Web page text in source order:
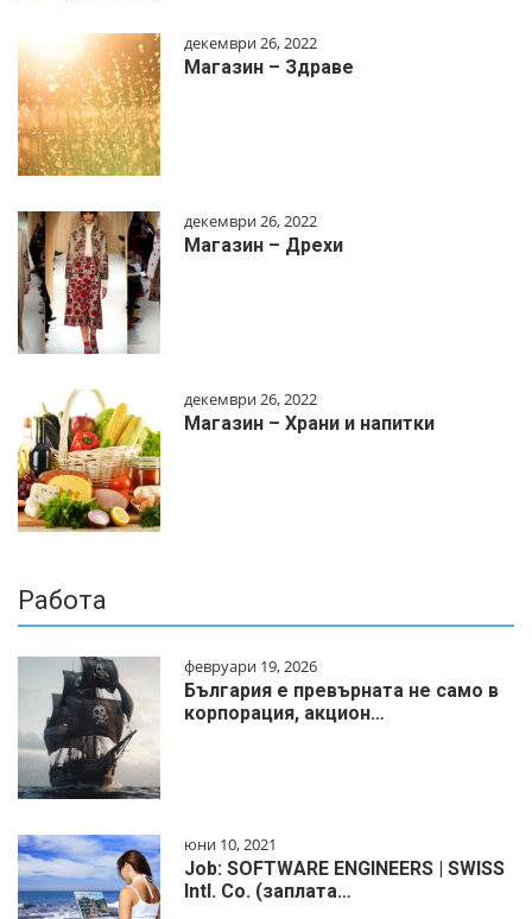
декември 26, 2022
Магазин – Здраве
декември 26, 2022
Магазин – Дрехи
декември 26, 2022
Магазин – Храни и напитки
Работа
февруари 19, 2026
България е превърната не само в
корпорация, акцион…
юни 10, 2021
Job: SOFTWARE ENGINEERS | SWISS
Intl. Co. (заплата…